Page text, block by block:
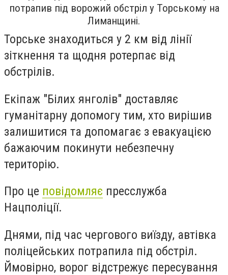
потрапив під ворожий обстріл у Торському на
Лиманщині.
Торське знаходиться у 2 км від лінії
зіткнення та щодня ротерпає від
обстрілів.
Екіпаж "Білих янголів" доставляє
гуманітарну допомогу тим, хто вирішив
залишитися та допомагає з евакуацією
бажаючим покинути небезпечну
територію.
Про це повідомляє пресслужба
Нацполіції.
Днями, під час чергового виїзду, автівка
поліцейських потрапила під обстріл.
Ймовірно, ворог відстрежує пересування